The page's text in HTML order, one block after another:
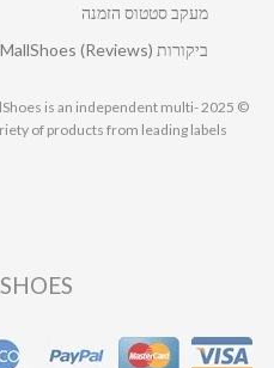
מעקב סטטוס הזמנה
ביקורות MallShoes (Reviews)
is an independent multi-
of products from leading labels.